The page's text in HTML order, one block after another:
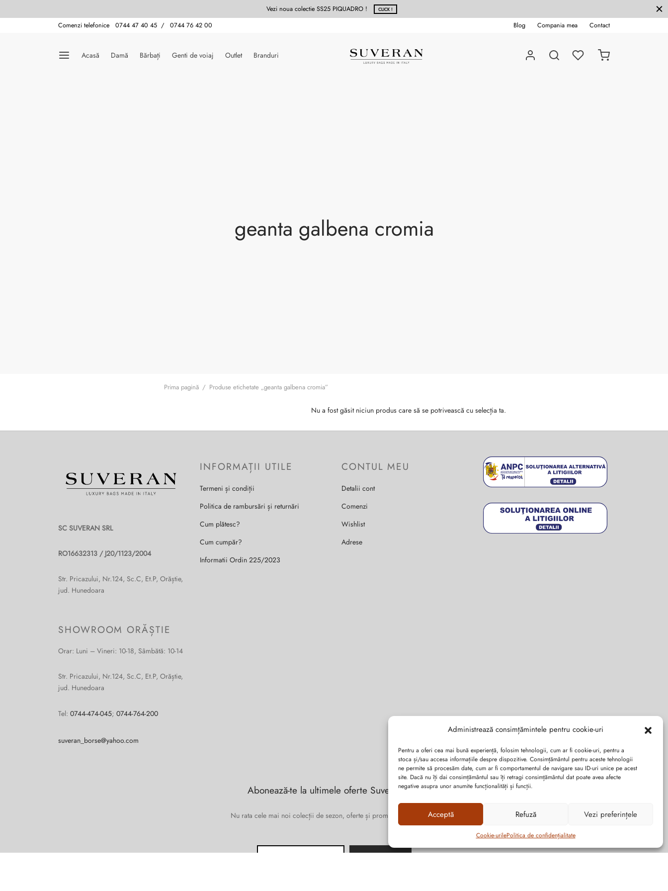
Administrează consimțămintele pentru cookie-uri
Pentru a oferi cea mai bună experiență, folosim tehnologii, cum ar fi cookie-uri, pentru a
stoca și/sau accesa informațiile despre dispozitive. Consimțământul pentru aceste tehnologii
ne permite să procesăm date, cum ar fi comportamentul de navigare sau ID-uri unice pe acest
site. Dacă nu îți dai consimțământul sau îți retragi consimțământul dat poate avea afecte
negative asupra unor anumite funcționalități și funcții.
Acceptă Refuză Vezi preferințele
Cookie-urilePolitica de confidențialitate
Vezi noua colectie SS25 PIQUADRO ! CLICK !
Comenzi telefonice 0744 47 40 45 / 0744 76 42 00 Blog Compania mea Contact
Acasă Damă Bărbați Genti de voiaj Outlet Branduri
geanta galbena cromia
Prima pagină / Produse etichetate „geanta galbena cromia”
Nu a fost găsit niciun produs care să se potrivească cu selecția ta.
SC SUVERAN SRL
RO16632313 / J20/1123/2004
Str. Pricazului, Nr.124, Sc.C, Et.P, Orăștie,
jud. Hunedoara
SHOWROOM ORĂȘTIE
Orar: Luni – Vineri: 10-18, Sâmbătă: 10-14
Str. Pricazului, Nr.124, Sc.C, Et.P, Orăștie,
jud. Hunedoara
Tel: 0744-474-045; 0744-764-200
suveran_borse@yahoo.com
INFORMAȚII UTILE
Termeni și condiții
Politica de rambursări și returnări
Cum plătesc?
Cum cumpăr?
Informatii Ordin 225/2023
CONTUL MEU
Detalii cont
Comenzi
Wishlist
Adrese
Abonează-te la ultimele oferte Suveran SRL
Nu rata cele mai noi colecții de sezon, oferte și promoții de nerefuzat.